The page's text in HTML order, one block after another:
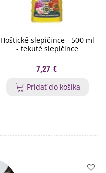
Hoštické slepičince - 500 ml
- tekuté slepičince
7,27 €
Pridať do košíka